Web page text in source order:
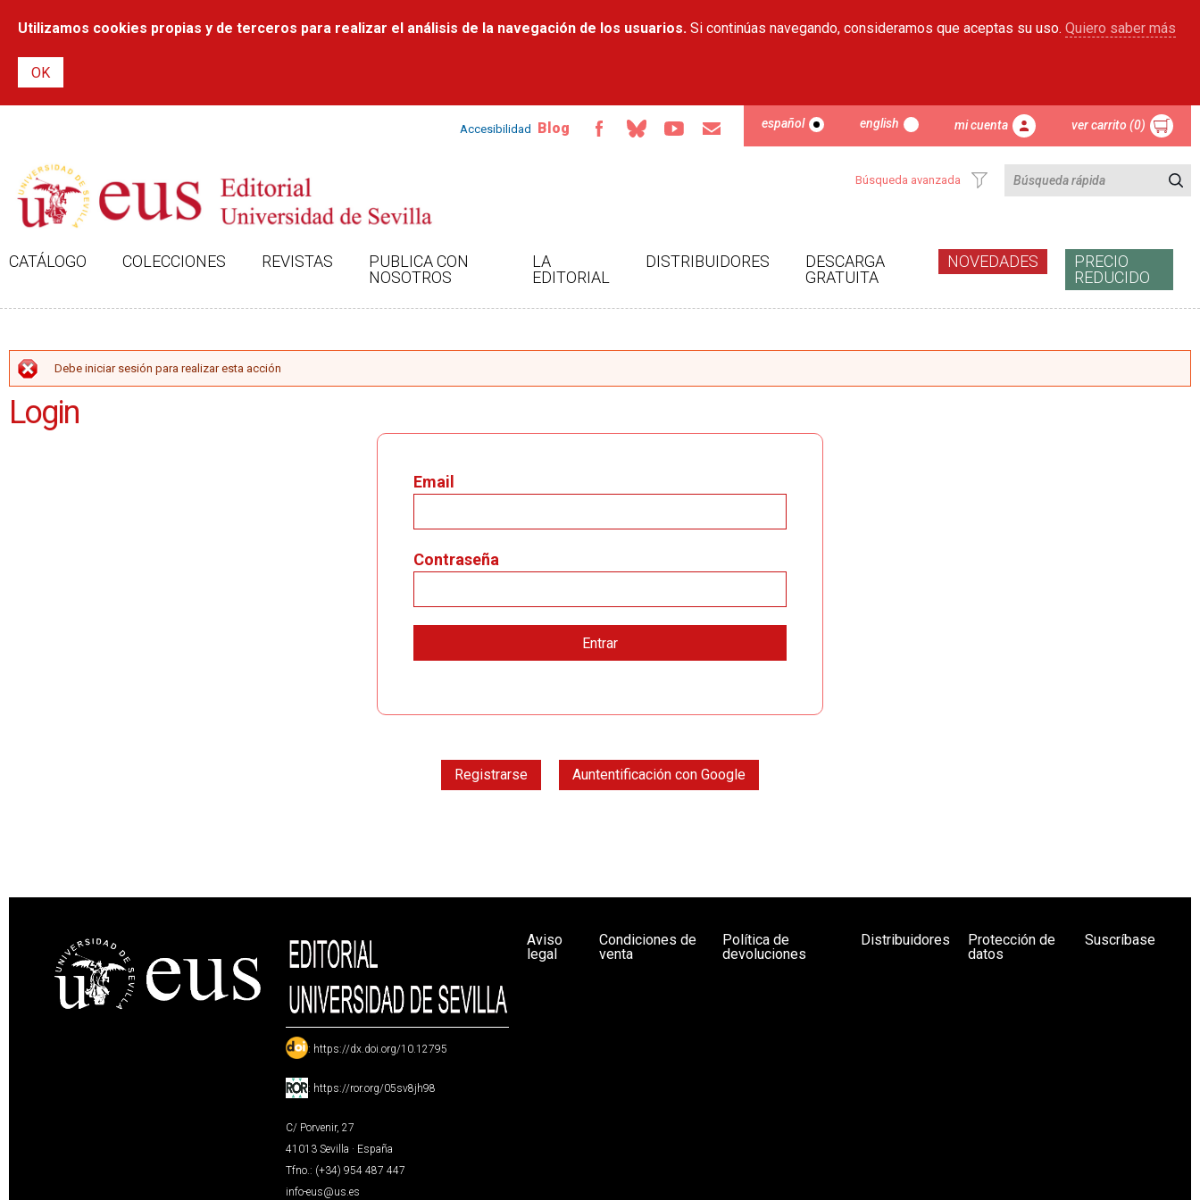
contenido
Utilizamos cookies propias y de terceros para realizar el análisis de la navegación de los usuarios. Si continúas navegando, consideramos que aceptas su uso. Quiero saber más
Accesibilidad Blog español english mi cuenta ver carrito (0)
Búsqueda avanzada
CATÁLOGO COLECCIONES REVISTAS
PUBLICA CON
NOSOTROS
LA
EDITORIAL
DISTRIBUIDORES
DESCARGA
GRATUITA
NOVEDADES
PRECIO
REDUCIDO
MENSAJE DE ERROR
Debe iniciar sesión para realizar esta acción
Login
Email
Contraseña
Registrarse Auntentificación con Google
: https://dx.doi.org/10.12795
: https://ror.org/05sv8jh98
C/ Porvenir, 27
41013 Sevilla · España
Tfno.: (+34) 954 487 447
info-eus@us.es
Aviso
legal
Condiciones de
venta
Política de
devoluciones
Distribuidores
Protección de
datos
Suscríbase